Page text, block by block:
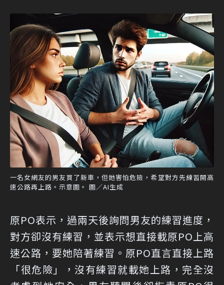
一名女網友的男友買了新車，但她害怕危險，希望對方先練習開高
速公路再上路。示意圖。 圖／AI生成
原PO表示，過兩天後詢問男友的練習進度，
對方卻沒有練習，並表示想直接載原PO上高
速公路，要她陪著練習。原PO直言直接上路
「很危險」，沒有練習就載她上路，完全沒